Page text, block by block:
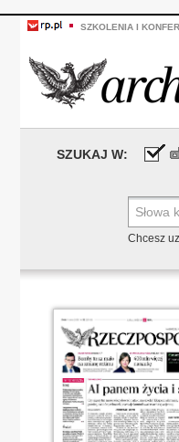
SZKOLENIA I
SZUKAJ W:
Chcesz